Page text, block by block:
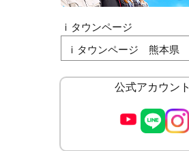
ｉタウンページ
ｉタウンページ 熊本県
公式アカウント